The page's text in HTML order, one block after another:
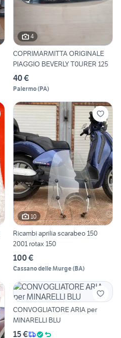
4
COPRIMARMITTA ORIGINALE
PIAGGIO BEVERLY T0URER 125
40 €
Palermo(PA)
10
Ricambi aprilia scarabeo 150
2001 rotax 150
100 €
Cassano delle Murge(BA)
CONVOGLIATORE ARIA per
MINARELLI BLU
15 €